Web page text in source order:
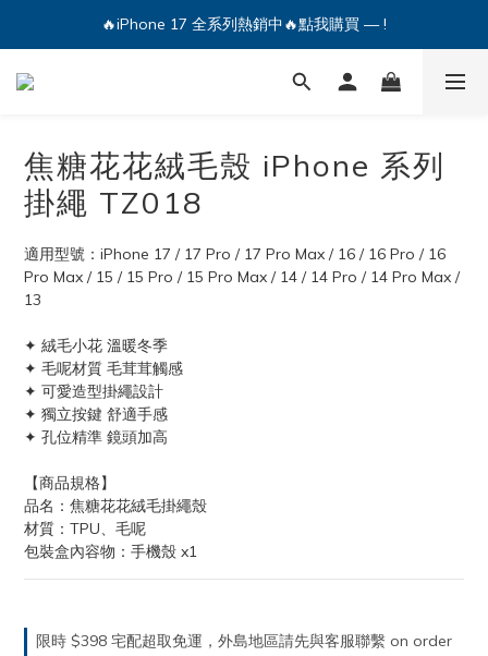
🔥iPhone 17 全系列熱銷中🔥點我購買 — !
💕加入Q哥 Line 新好友領優惠券！🎫
🔥iPhone 17 全系列熱銷中🔥點我購買 — !
焦糖花花絨毛殼 iPhone 系列
掛繩 TZ018
適用型號：iPhone 17 / 17 Pro / 17 Pro Max / 16 / 16 Pro / 16
Pro Max / 15 / 15 Pro / 15 Pro Max / 14 / 14 Pro / 14 Pro Max /
13
✦ 絨毛小花 溫暖冬季
✦ 毛呢材質 毛茸茸觸感
✦ 可愛造型掛繩設計
✦ 獨立按鍵 舒適手感
✦ 孔位精準 鏡頭加高
【商品規格】
品名：焦糖花花絨毛掛繩殼
材質：TPU、毛呢
包裝盒內容物：手機殼 x1
限時 $398 宅配超取免運，外島地區請先與客服聯繫 on order